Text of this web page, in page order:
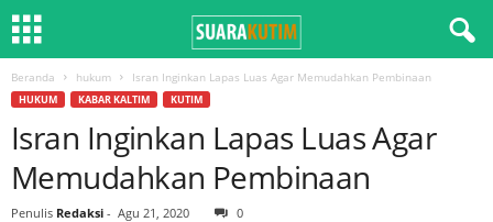
Beranda hukum Isran Inginkan Lapas Luas Agar Memudahkan Pembinaan
HUKUM KABAR KALTIM KUTIM
Isran Inginkan Lapas Luas Agar
Memudahkan Pembinaan
Penulis Redaksi - Agu 21, 2020 0